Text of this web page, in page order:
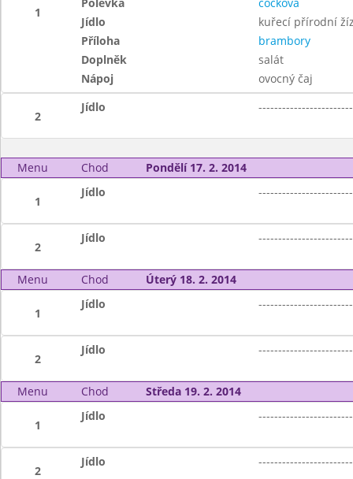
1
Jídlo
kuřecí přírodní
Příloha
brambory
Doplněk
salát
Nápoj
ovocný čaj
2
Jídlo
Menu Chod Pondělí 17. 2. 2014
1
Jídlo
2
Jídlo
Menu Chod Úterý 18. 2. 2014
1
Jídlo
2
Jídlo
Menu Chod Středa 19. 2. 2014
1
Jídlo
2
Jídlo